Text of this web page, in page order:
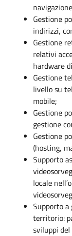
Gestione
indirizzi,
Gestione
relativi
hardware
Gestione
livello su
mobile;
Gestione
gestione
Gestione
(hosting,
Supporto
locale
Supporto
territorio:
sviluppi